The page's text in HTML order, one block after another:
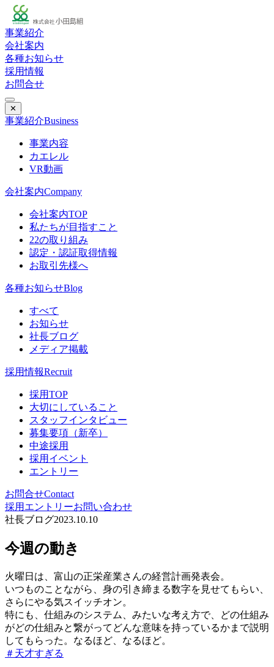
事業紹介
会社案内
各種お知らせ
採用情報
お問合せ
✕
事業紹介Business
事業内容
カエレル
VR動画
会社案内Company
会社案内TOP
私たちが目指すこと
22の取り組み
認定・認証取得情報
お取引先様へ
各種お知らせBlog
すべて
お知らせ
社長ブログ
メディア掲載
採用情報Recruit
採用TOP
大切にしていること
スタッフインタビュー
募集要項（新卒）
中途採用
採用イベント
エントリー
お問合せContact
採用エントリーお問い合わせ
社長ブログ2023.10.10
今週の動き
火曜日は、富山の正栄産業さんの経営計画発表会。
いつものことながら、身の引き締まる数字を見せてもらい、
さらにやる気スイッチオン。
特にも、仕組みのシステム、みたいな考え方で、どの仕組み
がどの仕組みと繋がってどんな意味を持っているかまで説明
してもらった。なるほど、なるほど。
＃天才すぎる